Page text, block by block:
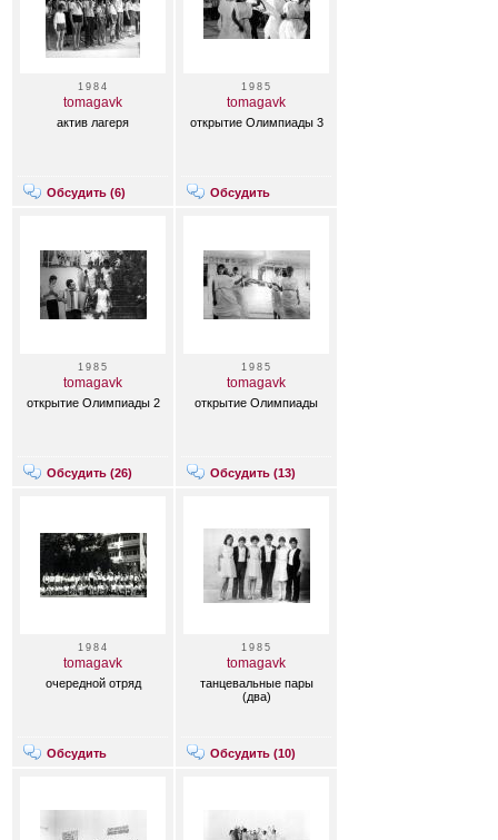
1984
tomagavk
актив лагеря
Обсудить (6)
1985
tomagavk
открытие Олимпиады 3
Обсудить
1985
tomagavk
открытие Олимпиады 2
Обсудить (26)
1985
tomagavk
открытие Олимпиады
Обсудить (13)
1984
tomagavk
очередной отряд
Обсудить
1985
tomagavk
танцевальные пары
(два)
Обсудить (10)